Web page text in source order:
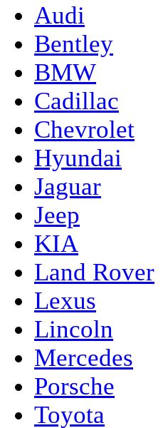
Audi
Bentley
BMW
Cadillac
Chevrolet
Hyundai
Jaguar
Jeep
KIA
Land Rover
Lexus
Lincoln
Mercedes
Porsche
Toyota